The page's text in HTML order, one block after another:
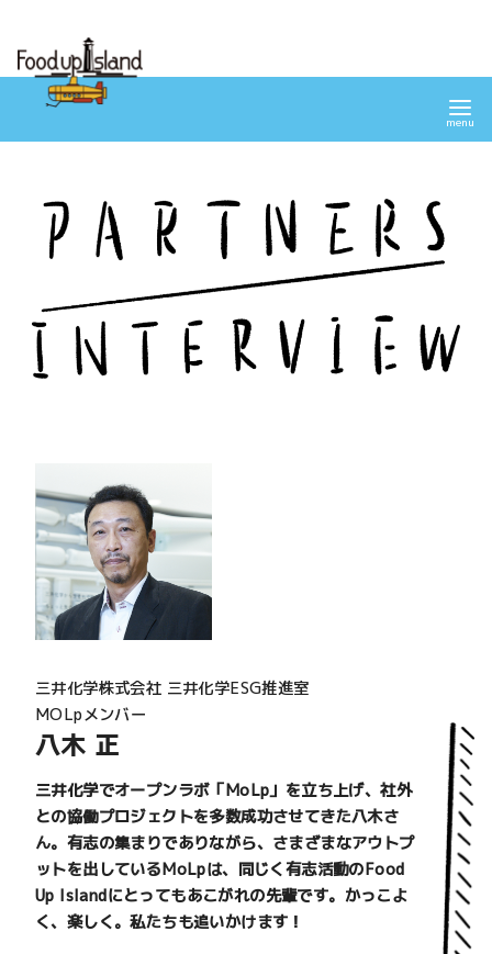
テ
三井化学株式会社 三井化学ESG推進室
MOLpメンバー
八木 正
三井化学でオープンラボ「MoLp」を立ち上げ、社外
との協働プロジェクトを多数成功させてきた八木さ
ん。有志の集まりでありながら、さまざまなアウトプ
ットを出しているMoLpは、同じく有志活動のFood
Up Islandにとってもあこがれの先輩です。かっこよ
く、楽しく。私たちも追いかけます！